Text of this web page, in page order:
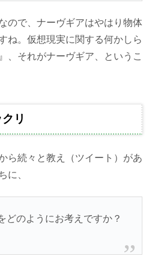
ので、ナーヴギアはやはり物体
ね。仮想現実に関する何かしら
、それがナーヴギア、というこ
リ
ら続々と教え（ツイート）があ
に、
どのようにお考えですか？